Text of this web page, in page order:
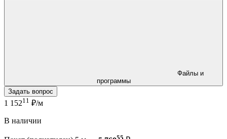
программы
Задать вопрос
1 15211 ₽/м
В наличии
55